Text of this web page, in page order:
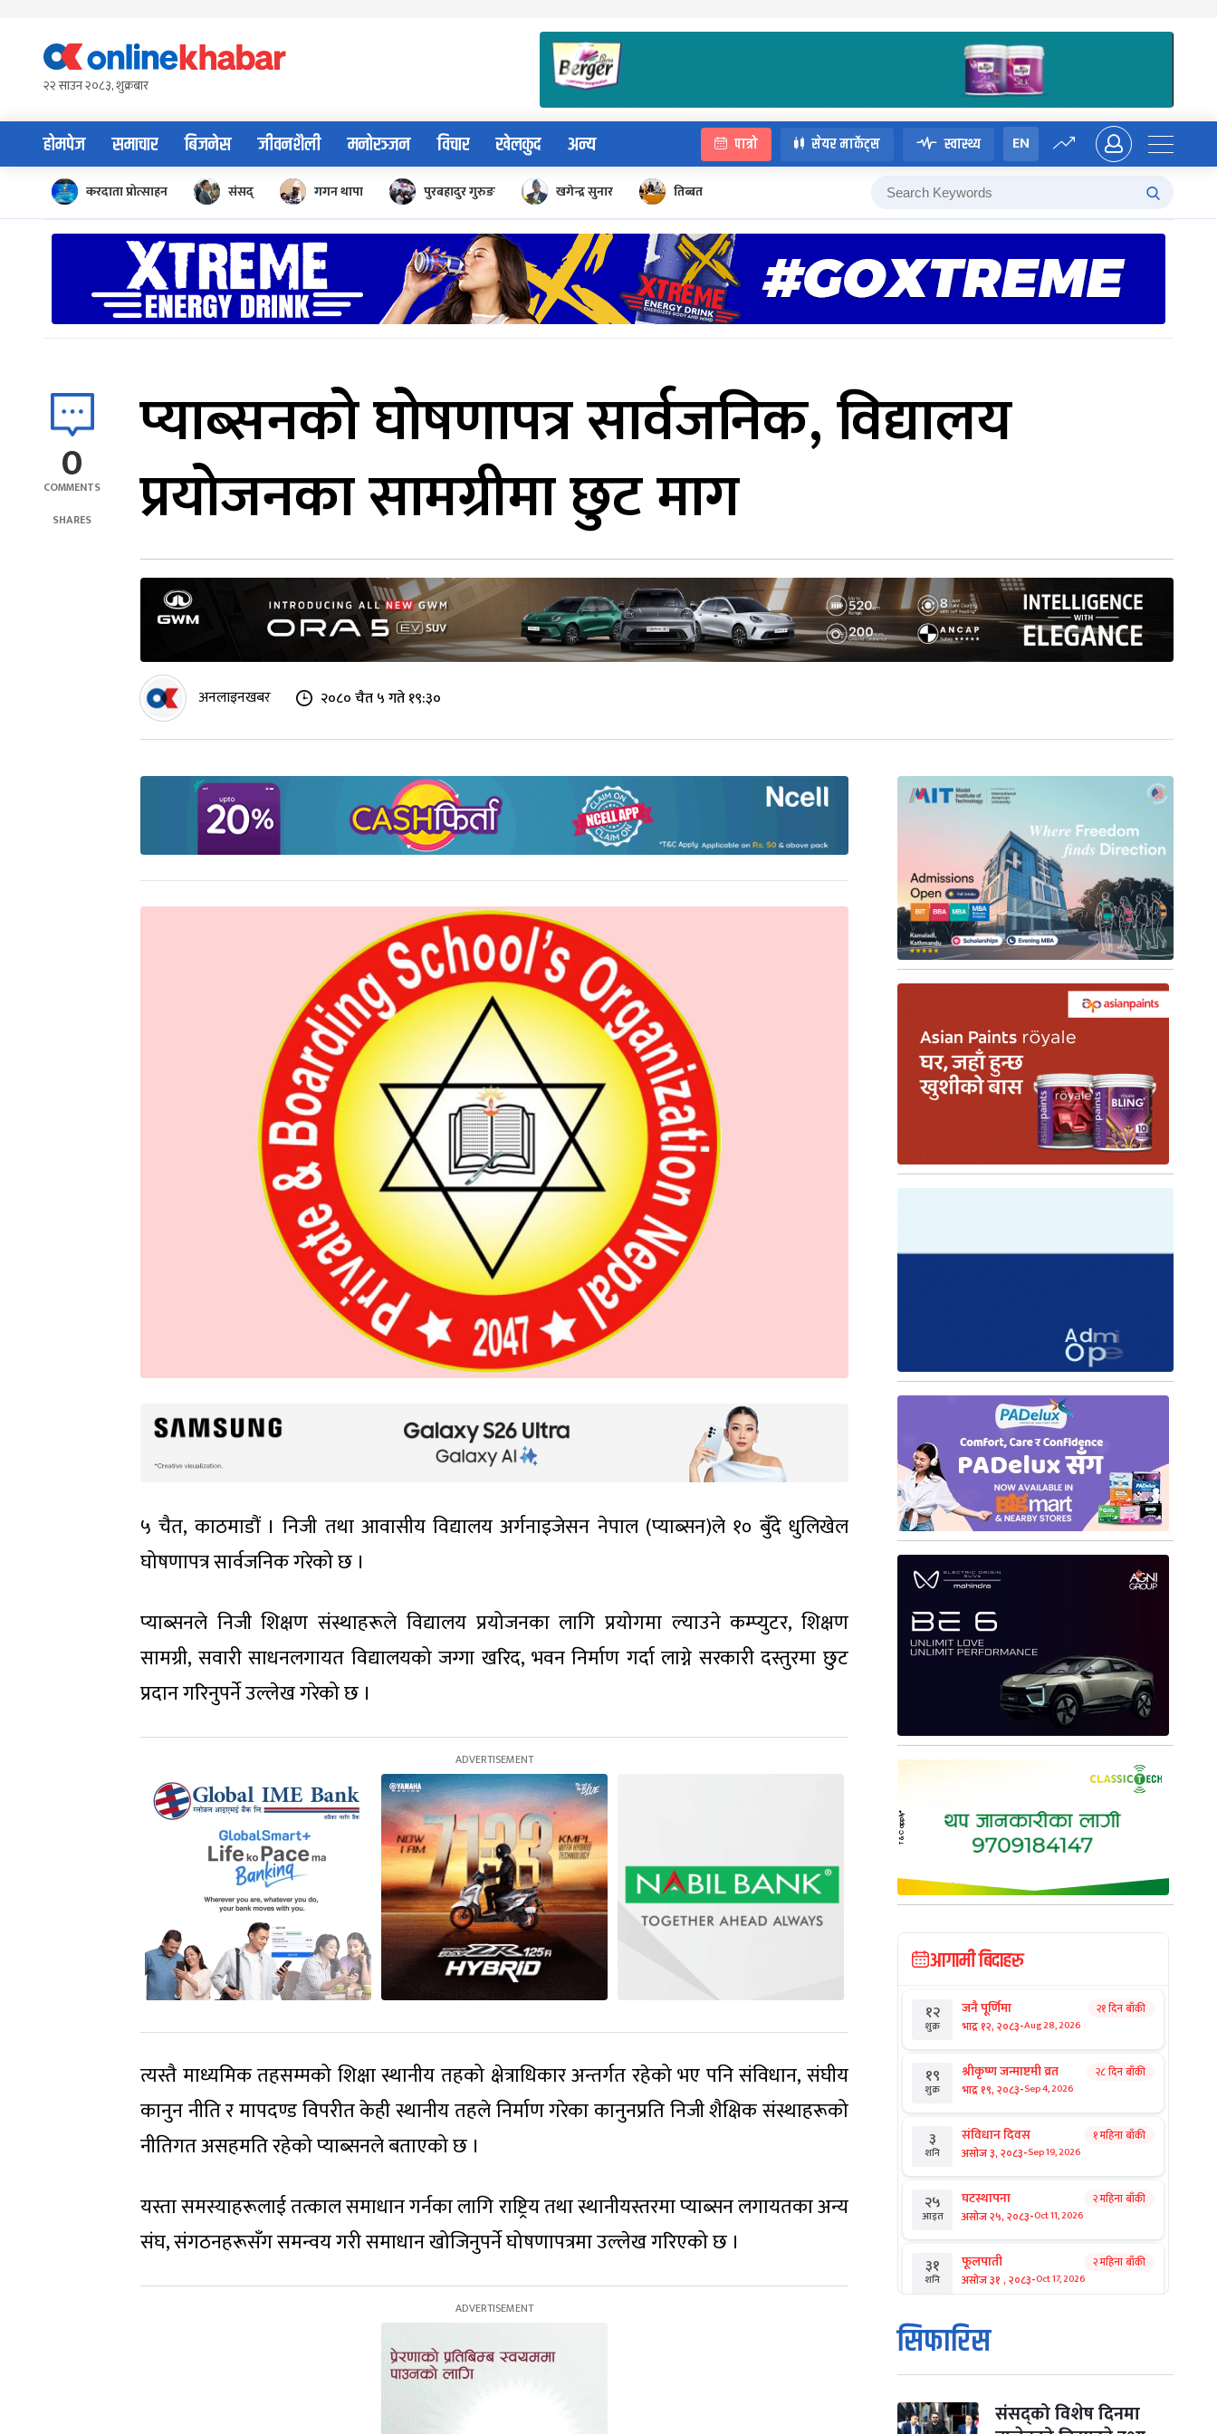
content२२ साउन २०८३, शुक्रबार
होमपेज समाचार बिजनेस जीवनशैली मनोरञ्जन विचार खेलकुद अन्य पात्रो सेयर मार्केट्स स्वास्थ्य EN
करदाता प्रोत्साहन संसद् गगन थापा पुरबहादुर गुरुङ खगेन्द्र सुनार तिब्बत
0
COMMENTS
SHARES
प्याब्सनको घोषणापत्र सार्वजनिक, विद्यालय
प्रयोजनका सामग्रीमा छुट माग
अनलाइनखबर २०८० चैत ५ गते १९:३०
५ चैत, काठमाडौं । निजी तथा आवासीय विद्यालय अर्गनाइजेसन नेपाल (प्याब्सन)ले १० बुँदे धुलिखेल
घोषणापत्र सार्वजनिक गरेको छ ।
प्याब्सनले निजी शिक्षण संस्थाहरूले विद्यालय प्रयोजनका लागि प्रयोगमा ल्याउने कम्प्युटर, शिक्षण
सामग्री, सवारी साधनलगायत विद्यालयको जग्गा खरिद, भवन निर्माण गर्दा लाग्ने सरकारी दस्तुरमा छुट
प्रदान गरिनुपर्ने उल्लेख गरेको छ ।
त्यस्तै माध्यमिक तहसम्मको शिक्षा स्थानीय तहको क्षेत्राधिकार अन्तर्गत रहेको भए पनि संविधान, संघीय
कानुन नीति र मापदण्ड विपरीत केही स्थानीय तहले निर्माण गरेका कानुनप्रति निजी शैक्षिक संस्थाहरूको
नीतिगत असहमति रहेको प्याब्सनले बताएको छ ।
यस्ता समस्याहरूलाई तत्काल समाधान गर्नका लागि राष्ट्रिय तथा स्थानीयस्तरमा प्याब्सन लगायतका अन्य
संघ, संगठनहरूसँग समन्वय गरी समाधान खोजिनुपर्ने घोषणापत्रमा उल्लेख गरिएको छ ।
आगामी बिदाहरु
१२
शुक्र
जनै पूर्णिमा
भाद्र १२, २०८३-Aug 28, 2026
२१ दिन बाँकी
१९
शुक्र
श्रीकृष्ण जन्माष्टमी व्रत
भाद्र १९, २०८३-Sep 4, 2026
२८ दिन बाँकी
३
शनि
संविधान दिवस
असोज ३, २०८३-Sep 19, 2026
१ महिना बाँकी
२५
आइत
घटस्थापना
असोज २५, २०८३-Oct 11, 2026
२ महिना बाँकी
३१
शनि
फूलपाती
असोज ३१ , २०८३-Oct 17, 2026
२ महिना बाँकी
१
आइत
कार्तिक सङ्क्रान्ति
कार्तिक १, २०८३
मंगल कार्तिक ३, २०८३-Oct 20, 2026
सिफारिस
संसद्को विशेष दिनमा